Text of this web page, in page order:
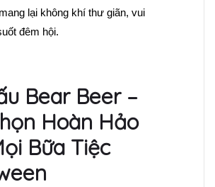
lại không khí thư giãn, vui
đêm hội.
Bear Beer –
Hoàn Hảo
Bữa Tiệc